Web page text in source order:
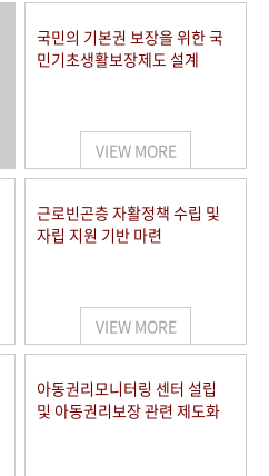
국민의 기본권 보장을 위한 국
민기초생활보장제도 설계
VIEW MORE
근로빈곤층 자활정책 수립 및
자립 지원 기반 마련
VIEW MORE
아동권리모니터링 센터 설립
및 아동권리보장 관련 제도화